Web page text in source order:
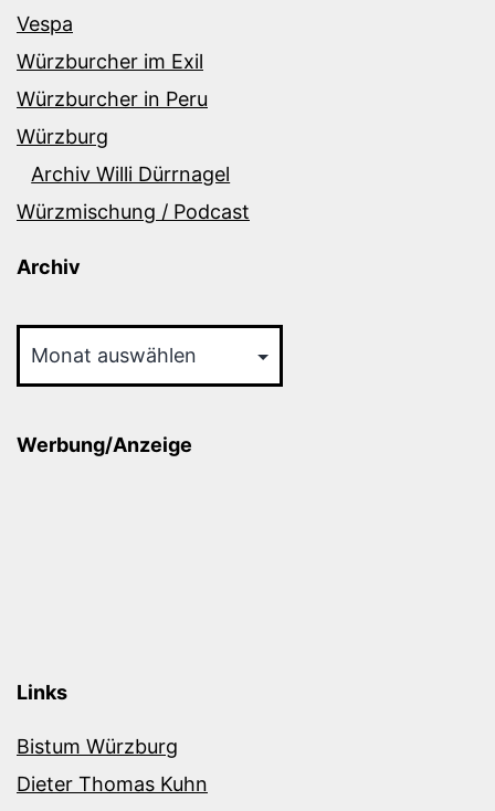
Vespa
Würzburcher im Exil
Würzburcher in Peru
Würzburg
Archiv Willi Dürrnagel
Würzmischung / Podcast
Archiv
Werbung/Anzeige
Links
Bistum Würzburg
Dieter Thomas Kuhn